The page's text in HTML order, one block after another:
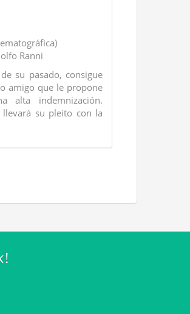
Ranni
su pasado, consigue
amigo que le propone
alta indemnización.
su pleito con la